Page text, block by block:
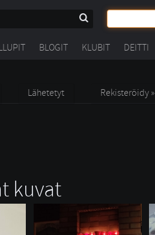
BLOGIT KLUBIT DEITTI
Lähetetyt Rekisteröidy »
kuvat